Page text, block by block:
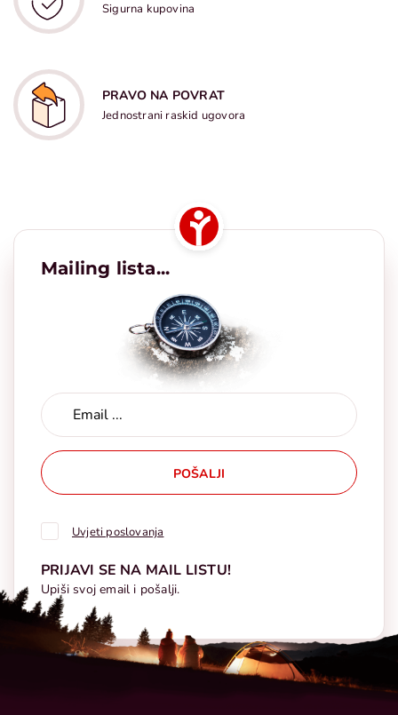
Sigurna kupovina
PRAVO NA POVRAT
Jednostrani raskid ugovora
Mailing lista...
POŠALJI
Uvjeti poslovanja
PRIJAVI SE NA MAIL LISTU!
Upiši svoj email i pošalji.